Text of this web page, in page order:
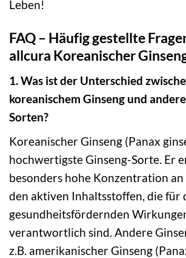
Leben!
FAQ – Häufig gestellte
allcura Koreanischer
1. Was ist der Unterschied
koreanischem Ginseng und
Sorten?
Koreanischer Ginseng (Panax
hochwertigste Ginseng-Sorte. Er
besonders hohe Konzentration an
den aktiven Inhaltsstoffen, die für
gesundheitsfördernden
verantwortlich sind. Andere
z.B. amerikanischer Ginseng